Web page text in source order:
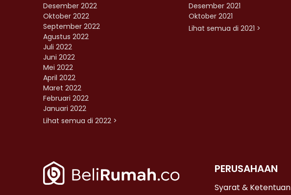
Desember 2022
Oktober 2022
September 2022
Agustus 2022
Juli 2022
Juni 2022
Mei 2022
April 2022
Maret 2022
Februari 2022
Januari 2022
Lihat semua di 2022 >
Desember 2021
Oktober 2021
Lihat semua di 2021 >
PERUSAHAAN
Syarat & Ketentuan